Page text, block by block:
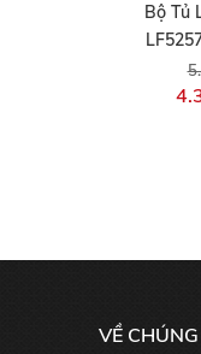
Bộ Tủ
VỀ CHÚNG